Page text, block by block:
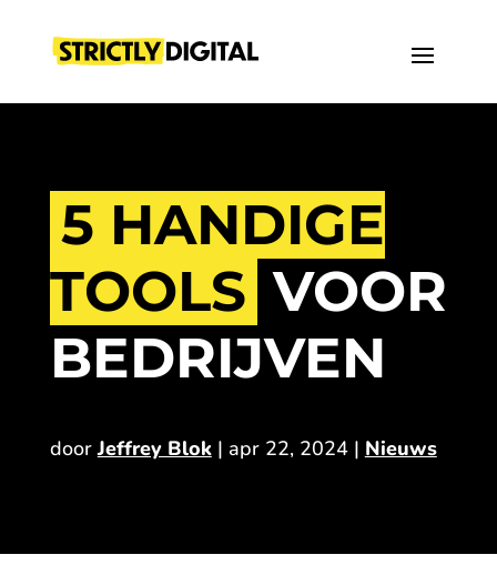
5 HANDIGE
TOOLS VOOR
BEDRIJVEN
doorJeffrey Blok| apr 22, 2024| Nieuws